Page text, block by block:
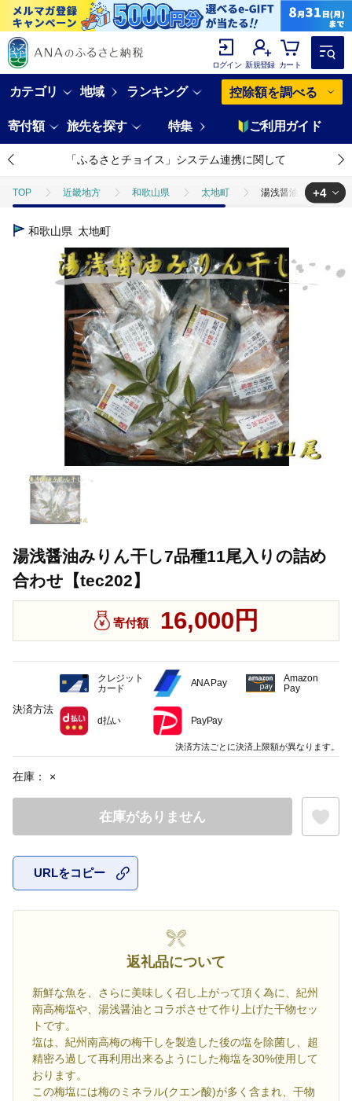
ログイン 新規登録 カート
カテゴリ 地域 ランキング 控除額を調べる
寄付額 旅先を探す 特集 ご利用ガイド
「ふるさとチョイス」システム連携に関して
TOP 近畿地方 和歌山県 太地町 湯浅醤油みりん干し
TOP
魚介類 干物 湯浅醤油みりん干し7品種11尾入りの詰
魚介類 干物 あじ 湯浅醤油みりん干し7品種11
魚介類 干物 ほかの干物 湯浅醤油みりん干し7
+4
和歌山県 太地町
湯浅醤油みりん干し7品種11尾入りの詰め
合わせ【tec202】
寄付額 16,000円
在庫： ×
在庫がありません
URLをコピー
返礼品について
新鮮な魚を、さらに美味しく召し上がって頂く為に、紀州
南高梅塩や、湯浅醤油とコラボさせて作り上げた干物セッ
トです。
塩は、紀州南高梅の梅干しを製造した後の塩を除菌し、超
精密ろ過して再利用出来るようにした梅塩を30%使用して
おります。
この梅塩には梅のミネラル(クエン酸)が多く含まれ、干物
決済方法
クレジット
カード
ANA Pay
Amazon
Pay
d払い PayPay
決済方法ごとに決済上限額が異なります。